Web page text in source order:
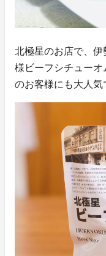
北極星のお店で、
様ビーフシチューオ
のお客様にも大人気